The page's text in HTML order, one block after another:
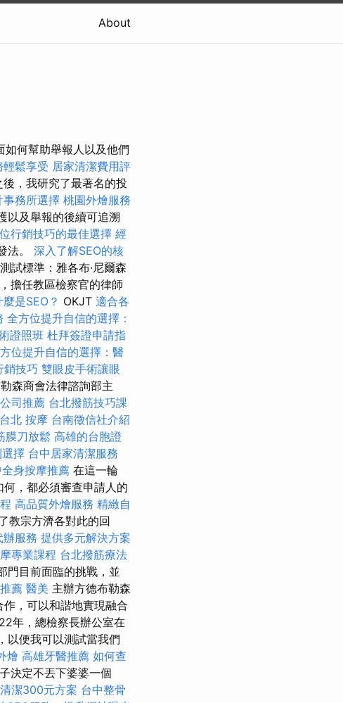
About
何幫助舉報人以及他們
鬆享受 居家清潔費用評
，我研究了最著名的投
事務所選擇 桃園外燴服務
以及舉報的後續可追溯
行銷技巧的最佳選擇 經
法。 深入了解SEO的核
試標準：雅各布·尼爾森
擔任教區檢察官的律師
麼是SEO？ OKJT 適合各
全方位提升自信的選擇：
證照班 杜拜簽證申請指
位提升自信的選擇：醫
銷技巧 雙眼皮手術讓眼
森商會法律諮詢部主
司推薦 台北撥筋技巧課
台北 按摩 台南徵信社介紹
膜刀放鬆 高雄的台胞證
擇 台中居家清潔服務
身按摩推薦 在這一輪
，都必須審查申請人的
高品質外燴服務 精緻自
教宗方濟各對此的回
辦服務 提供多元解決方案
專業課程 台北撥筋療法
門目前面臨的挑戰，並
薦 醫美 主辦方德布勒森
，可以和諧地實現融合
年，總檢察長辦公室在
以便我可以測試當我們
燴 高雄牙醫推薦 如何查
決定不丟下婆婆一個
潔300元方案 台中整骨